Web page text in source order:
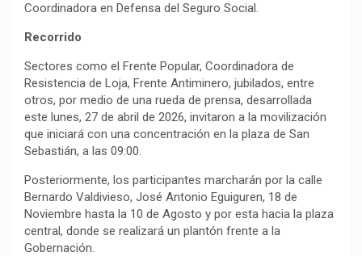
Coordinadora en Defensa del Seguro Social.
Recorrido
Sectores como el Frente Popular, Coordinadora de
Resistencia de Loja, Frente Antiminero, jubilados, entre
otros, por medio de una rueda de prensa, desarrollada
este lunes, 27 de abril de 2026, invitaron a la movilización
que iniciará con una concentración en la plaza de San
Sebastián, a las 09:00.
Posteriormente, los participantes marcharán por la calle
Bernardo Valdivieso, José Antonio Eguiguren, 18 de
Noviembre hasta la 10 de Agosto y por esta hacia la plaza
central, donde se realizará un plantón frente a la
Gobernación.